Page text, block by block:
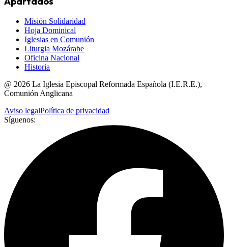
Misión Solidaridad
Hoja Dominical
Iglesias en Comunión
Liturgia Mozárabe
Oficina Nacional
Historia
@ 2026 La Iglesia Episcopal Reformada Española (I.E.R.E.),
Comunión Anglicana
Aviso legalPolítica de privacidad
Síguenos: